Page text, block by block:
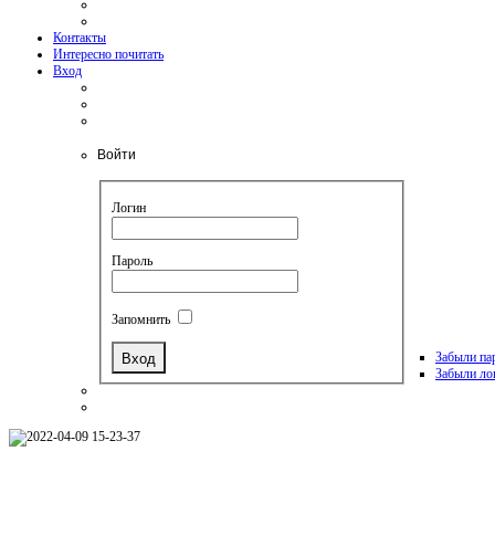
Контакты
Интересно почитать
Вход
Войти
Логин
Пароль
Запомнить
Забыли
Забыли